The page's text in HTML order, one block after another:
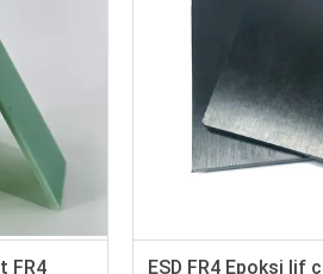
FR4
ESD FR4 Epoksi lif